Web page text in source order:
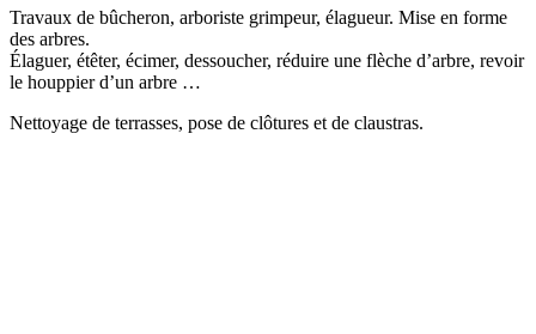
Travaux de bûcheron, arboriste grimpeur, élagueur. Mise en forme
des arbres.
Élaguer, étêter, écimer, dessoucher, réduire une flèche d’arbre, revoir
le houppier d’un arbre …
Nettoyage de terrasses, pose de clôtures et de claustras.